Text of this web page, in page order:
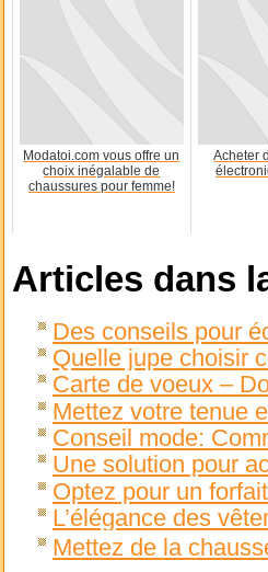
Modatoi.com vous offre un
choix inégalable de
chaussures pour femme!
Acheter
Articles dans
Des conseils pour
Quelle jupe choisir
Carte de voeux –
Mettez votre tenue
Conseil mode:
Une solution pour
Optez pour un
L’élégance des
Mettez de la